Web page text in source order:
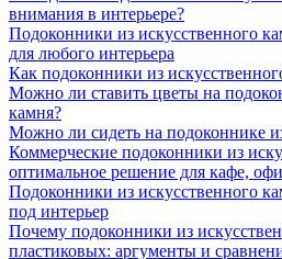
внимания в интерьере?
Подоконники из искусственного
для любого интерьера
Как подоконники из
Можно ли ставить цветы на
камня?
Можно ли сидеть на подоконнике
Коммерческие подоконники из
оптимальное решение для кафе,
Подоконники из искусственного
под интерьер
Почему подоконники из
пластиковых: аргументы и